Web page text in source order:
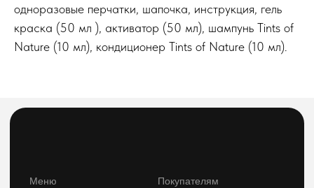
одноразовые перчатки, шапочка, инструкция, гель
краска (50 мл ), активатор (50 мл), шампунь Tints of
Nature (10 мл), кондиционер Tints of Nature (10 мл).
Введите ваше имя
Введите ваш E-mail